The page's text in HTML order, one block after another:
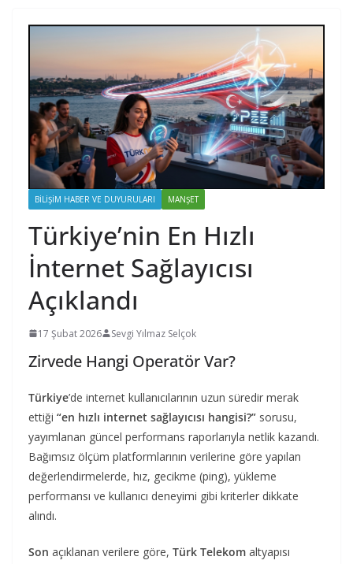
BILIŞIM HABER VE DUYURULARI MANŞET
Türkiye’nin En Hızlı
İnternet Sağlayıcısı
Açıklandı
17 Şubat 2026 Sevgi Yılmaz Selçok
Zirvede Hangi Operatör Var?
Türkiye’de internet kullanıcılarının uzun süredir merak
ettiği “en hızlı internet sağlayıcısı hangisi?” sorusu,
yayımlanan güncel performans raporlarıyla netlik kazandı.
Bağımsız ölçüm platformlarının verilerine göre yapılan
değerlendirmelerde, hız, gecikme (ping), yükleme
performansı ve kullanıcı deneyimi gibi kriterler dikkate
alındı.
Son açıklanan verilere göre, Türk Telekom altyapısı